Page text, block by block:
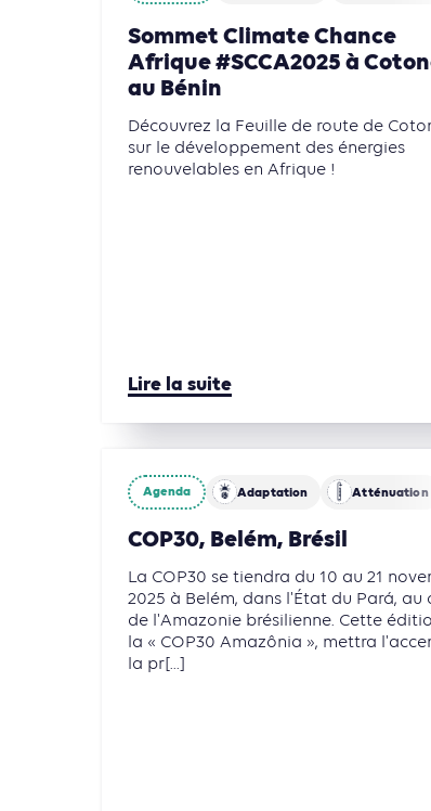
Sommet Climate Chance
Afrique #SCCA2025 à
au Bénin
Découvrez la Feuille de route de
sur le développement des énergies
renouvelables en Afrique !
Lire la suite
Agenda Adaptation Atténuation
COP30, Belém, Brésil
La COP30 se tiendra du 10 au 21
2025 à Belém, dans l'État du Pará,
de l'Amazonie brésilienne. Cette
la « COP30 Amazônia », mettra
la pr[...]